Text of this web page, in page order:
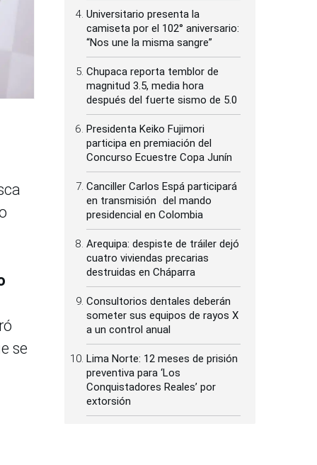
se
Universitario presenta la
camiseta por el 102° aniversario:
“Nos une la misma sangre”
Chupaca reporta temblor de
magnitud 3.5, media hora
después del fuerte sismo de 5.0
Presidenta Keiko Fujimori
participa en premiación del
Concurso Ecuestre Copa Junín
Canciller Carlos Espá participará
en transmisión del mando
presidencial en Colombia
Arequipa: despiste de tráiler dejó
cuatro viviendas precarias
destruidas en Cháparra
Consultorios dentales deberán
someter sus equipos de rayos X
a un control anual
Lima Norte: 12 meses de prisión
preventiva para ‘Los
Conquistadores Reales’ por
extorsión